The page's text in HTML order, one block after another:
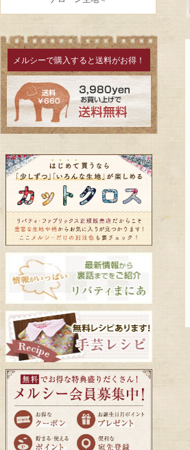
メルシーで購入すると送料がお得！